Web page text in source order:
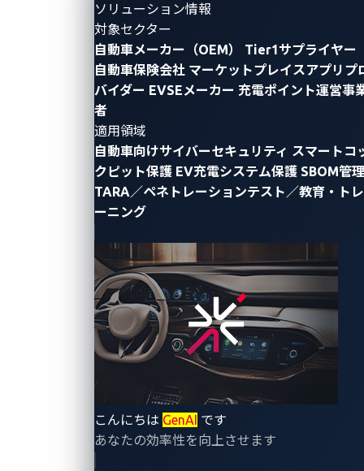
ソリューション情報
対象セクター
自動車メーカー（OEM）
Tier1サプライヤー
自動車保険会社 マーケットプレイスアプリプ
バイダー EVSEメーカー 充電ポイント運営事
者
適用領域
自動車向けサイバーセキュリティ スマートコ
クピット保護 EV充電システム保護 SBOM管理
TARA／ペネトレーションテスト／教育・トレ
ーニング
こんにちは GenAI です
あなたの効率性を向上させます
パナソニック オートモーティブシステムズ株式会社
市、以下、パナソニック オートモーティブ）、トレン
ドマイクロ株式会社（代表取締役社長 兼 CEO：エバ・
チェン、本社：東京都渋谷区、以下、トレンドマイク
ロ)、VicOne Inc.（CEO：マックス・チェン、以下、
VicOne）は、車のインフォテインメントシステム
（IVI：In-Vehicle Infotainment）※1を中心とした次世
代コックピットシステムへのサイバー攻撃に対抗する
仮想化セキュリティソリューションの有効性を実証し